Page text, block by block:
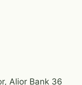
Alior Bank 36